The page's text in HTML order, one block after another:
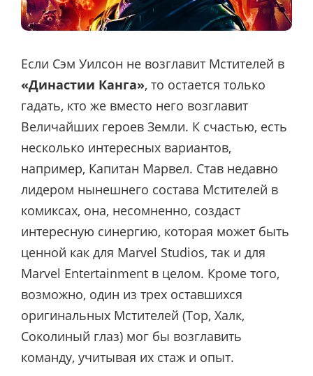
Если Сэм Уилсон не возглавит Мстителей в
«Династии Канга», то остается только
гадать, кто же вместо него возглавит
Величайших героев Земли. К счастью, есть
несколько интересных вариантов,
например, Капитан Марвел. Став недавно
лидером нынешнего состава Мстителей в
комиксах, она, несомненно, создаст
интересную синергию, которая может быть
ценной как для Marvel Studios, так и для
Marvel Entertainment в целом. Кроме того,
возможно, один из трех оставшихся
оригинальных Мстителей (Тор, Халк,
Соколиный глаз) мог бы возглавить
команду, учитывая их стаж и опыт.